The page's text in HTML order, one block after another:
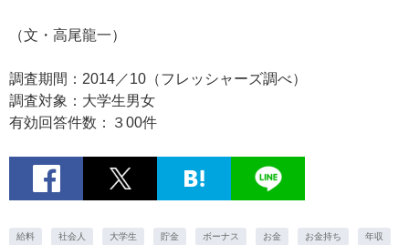
（文・高尾龍一）
調査期間：2014／10（フレッシャーズ調べ）
調査対象：大学生男女
有効回答件数：３00件
給料 社会人 大学生 貯金 ボーナス お金 お金持ち 年収